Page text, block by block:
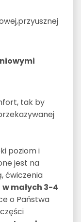
tak by
poziom i
jest na
ćwiczenia
w małych 3-4
o Państwa